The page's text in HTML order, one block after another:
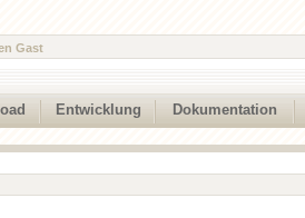
Gast
Entwicklung Dokumentation